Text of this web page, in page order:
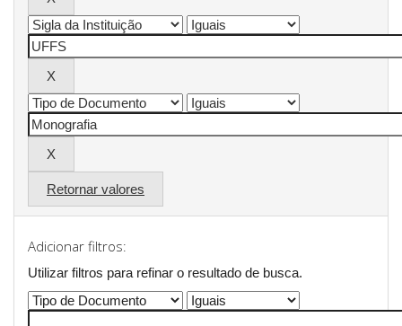
Retornar valores
Adicionar filtros:
Utilizar filtros para refinar o resultado de busca.